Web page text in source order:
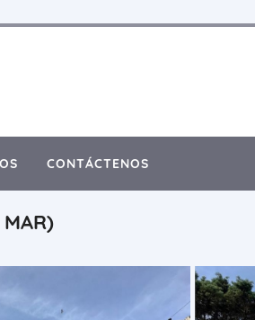
CONTÁCTENOS
MAR)